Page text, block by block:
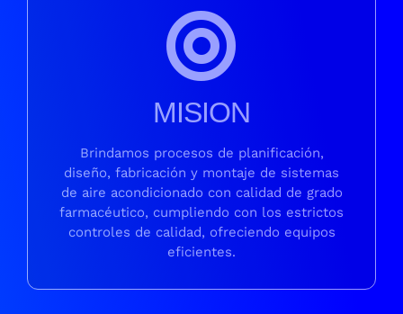
MISION
Brindamos procesos de planificación,
diseño, fabricación y montaje de sistemas
de aire acondicionado con calidad de grado
farmacéutico, cumpliendo con los estrictos
controles de calidad, ofreciendo equipos
eficientes.